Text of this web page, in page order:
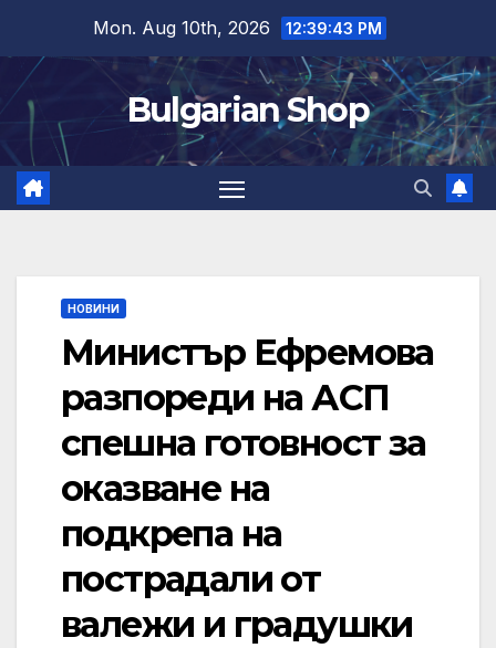
content
Mon. Aug 10th, 2026 12:39:43 PM
Bulgarian Shop
НОВИНИ
Министър Ефремова
разпореди на АСП
спешна готовност за
оказване на
подкрепа на
пострадали от
валежи и градушки